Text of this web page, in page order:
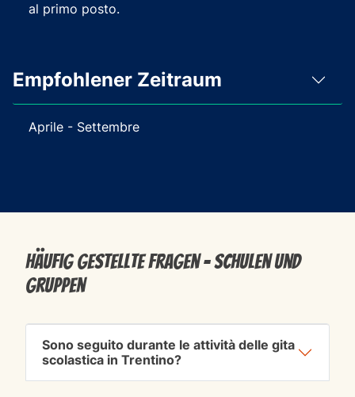
al primo posto.
Empfohlener Zeitraum
Aprile - Settembre
Häufig gestellte Fragen - Schulen und
Gruppen
Sono seguito durante le attività delle gita
scolastica in Trentino?